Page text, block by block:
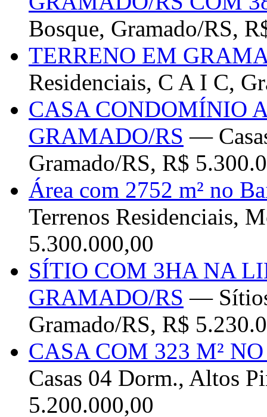
Bosque, Gramado/RS,
TERRENO EM
Residenciais, C A I C,
CASA CONDOMÍNIO
GRAMADO/RS —
Gramado/RS, R$
Área com 2752 m² no
Terrenos Residenciais,
5.300.000,00
SÍTIO COM 3HA NA
GRAMADO/RS —
Gramado/RS, R$
CASA COM 323 M²
Casas 04 Dorm., Altos
5.200.000,00